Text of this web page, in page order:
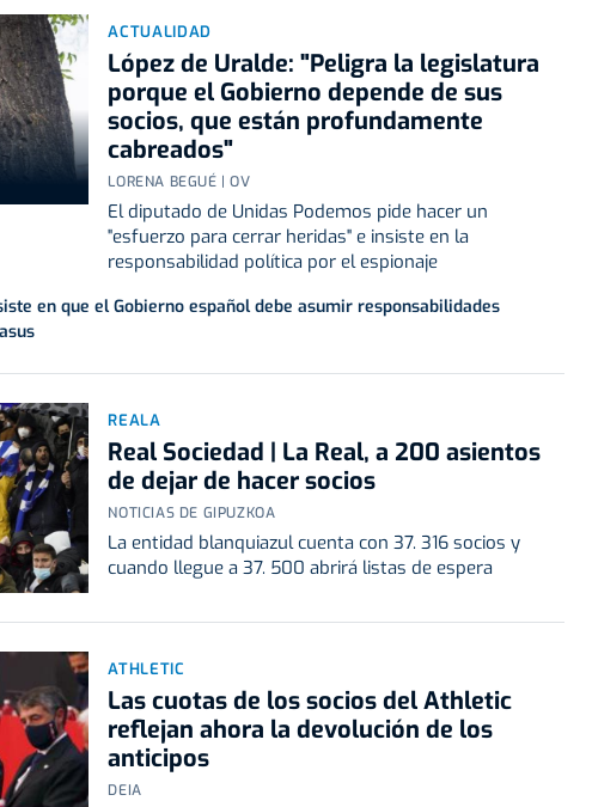
ACTUALIDAD
López de Uralde: "Peligra la legislatura
porque el Gobierno depende de sus
socios, que están profundamente
cabreados"
LORENA BEGUÉ | OV
El diputado de Unidas Podemos pide hacer un
"esfuerzo para cerrar heridas" e insiste en la
responsabilidad política por el espionaje
en que el Gobierno español debe asumir responsabilidades
REALA
Real Sociedad | La Real, a 200 asientos
de dejar de hacer socios
NOTICIAS DE GIPUZKOA
La entidad blanquiazul cuenta con 37. 316 socios y
cuando llegue a 37. 500 abrirá listas de espera
ATHLETIC
Las cuotas de los socios del Athletic
reflejan ahora la devolución de los
anticipos
DEIA